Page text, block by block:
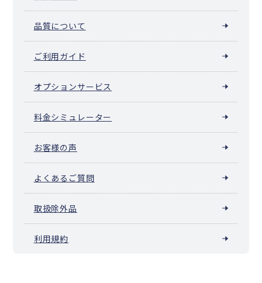
品質について
ご利用ガイド
オプションサービス
料金シミュレーター
お客様の声
よくあるご質問
取扱除外品
利用規約